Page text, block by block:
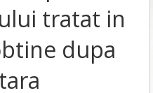
tratat in
dupa